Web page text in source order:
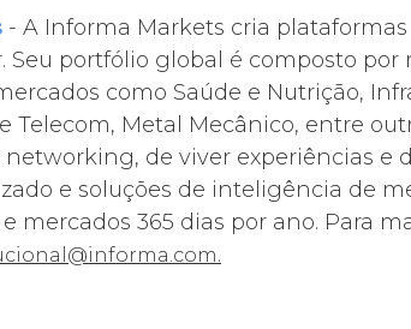
- A Informa Markets cria
Seu portfólio global é composto
como Saúde e Nutrição,
Telecom, Metal Mecânico, entre
de viver experiências e
e soluções de inteligência de
mercados 365 dias por ano. Para
.